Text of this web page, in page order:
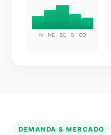
N · NE · SE · S · CO
DEMANDA & MERCADO